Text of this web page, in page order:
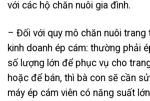
với các hộ chăn nuôi gia đình.
– Đối với quy mô chăn nuôi trang
kinh doanh ép cám: thường phải
số lượng lớn để phục vụ cho
hoặc để bán, thì bà con sẽ cần
máy ép cám viên có năng suất